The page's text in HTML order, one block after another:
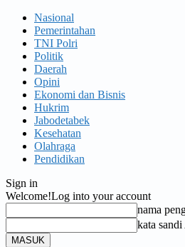
Nasional
Pemerintahan
TNI Polri
Politik
Daerah
Opini
Ekonomi dan Bisnis
Hukrim
Jabodetabek
Kesehatan
Olahraga
Pendidikan
Sign in
Welcome!Log into your account
nama
kata sandi